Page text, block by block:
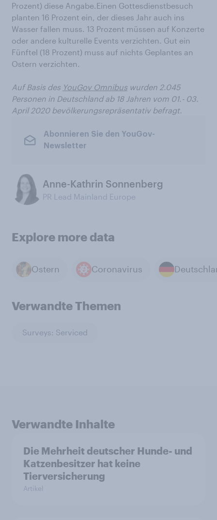
Prozent) diese Angabe.Einen Gottesdienstbesuch
planten 16 Prozent ein, der dieses Jahr auch ins
Wasser fallen muss. 13 Prozent müssen auf Konzerte
oder andere kulturelle Events verzichten. Gut ein
Fünftel (18 Prozent) muss auf nichts Geplantes an
Ostern verzichten.
Auf Basis des YouGov Omnibus wurden 2.045
Personen in Deutschland ab 18 Jahren vom 01.- 03.
April 2020 bevölkerungsrepräsentativ befragt.
Abonnieren Sie den YouGov-
Newsletter
Anne-Kathrin Sonnenberg
PR Lead Mainland Europe
Explore more data
Ostern Coronavirus
Verwandte Themen
Surveys: Serviced
Verwandte Inhalte
Die Mehrheit deutscher Hunde- und
Katzenbesitzer hat keine
Tierversicherung
Artikel